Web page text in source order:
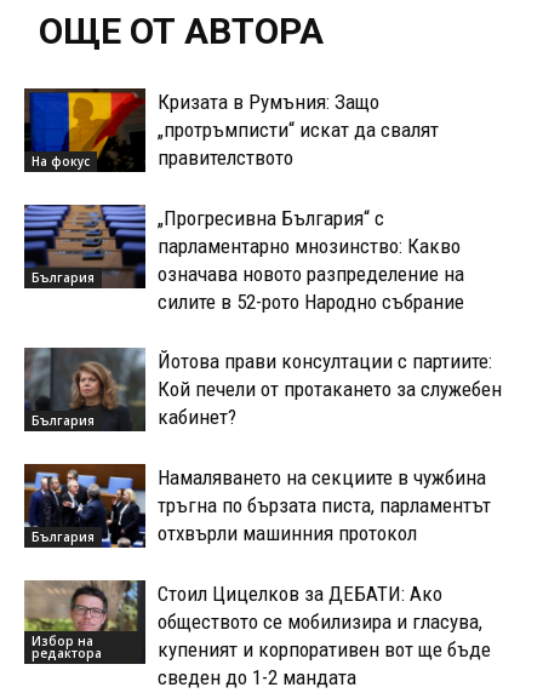
ОЩЕ ОТ АВТОРА
На фокус
Кризата в Румъния: Защо
„протръмписти“ искат да свалят
правителството
България
„Прогресивна България“ с
парламентарно мнозинство: Какво
означава новото разпределение на
силите в 52-рото Народно събрание
България
Йотова прави консултации с партиите:
Кой печели от протакането за служебен
кабинет?
България
Намаляването на секциите в чужбина
тръгна по бързата писта, парламентът
отхвърли машинния протокол
Избор на
редактора
Стоил Цицелков за ДЕБАТИ: Ако
обществото се мобилизира и гласува,
купеният и корпоративен вот ще бъде
сведен до 1-2 мандата